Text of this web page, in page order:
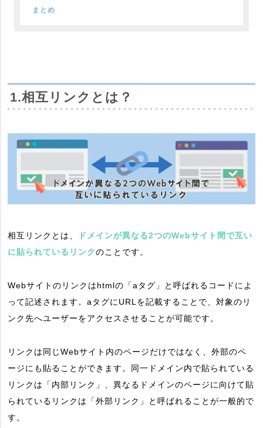
まとめ
1.相互リンクとは？
相互リンクとは、
ドメインが異なる2つのWebサイト間で互い
に貼られているリンクのことです。
Webサイトのリンクはhtmlの「aタグ」と呼ばれるコードによ
って記述されます。aタグにURLを記載することで、対象のリ
ンク先へユーザーをアクセスさせることが可能です。
リンクは同じWebサイト内のページだけではなく、外部のペ
ージにも貼ることができます。同一ドメイン内で貼られている
リンクは「内部リンク」、異なるドメインのページに向けて貼
られているリンクは「外部リンク」と呼ばれることが一般的で
す。